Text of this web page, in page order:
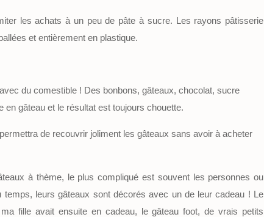
les achats à un peu de pâte à sucre. Les rayons pâtisserie
et entièrement en plastique.
du comestible ! Des bonbons, gâteaux, chocolat, sucre
en gâteau et le résultat est toujours chouette.
de recouvrir joliment les gâteaux sans avoir à acheter
à thème, le plus compliqué est souvent les personnes ou
leurs gâteaux sont décorés avec un de leur cadeau ! Le
fille avait ensuite en cadeau, le gâteau foot, de vrais petits